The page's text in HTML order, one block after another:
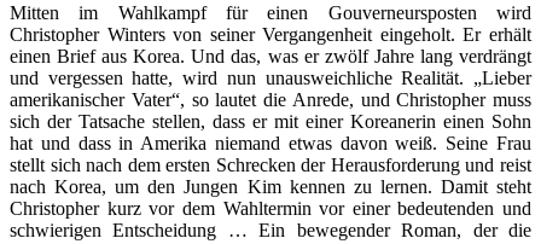
Mitten im Wahlkampf für einen Gouverneursposten wird
Christopher Winters von seiner Vergangenheit eingeholt. Er erhält
einen Brief aus Korea. Und das, was er zwölf Jahre lang verdrängt
und vergessen hatte, wird nun unausweichliche Realität. „Lieber
amerikanischer Vater“, so lautet die Anrede, und Christopher muss
sich der Tatsache stellen, dass er mit einer Koreanerin einen Sohn
hat und dass in Amerika niemand etwas davon weiß. Seine Frau
stellt sich nach dem ersten Schrecken der Herausforderung und reist
nach Korea, um den Jungen Kim kennen zu lernen. Damit steht
Christopher kurz vor dem Wahltermin vor einer bedeutenden und
schwierigen Entscheidung … Ein bewegender Roman, der die